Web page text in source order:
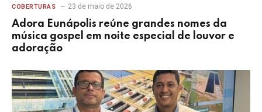
COBERTURAS 23 de maio de 2026
Adora Eunápolis reúne grandes nomes da
música gospel em noite especial de louvor e
adoração